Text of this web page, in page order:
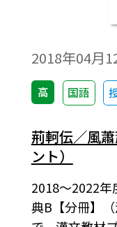
2018年04月
高 国語
荊軻伝／風
ント）
2018～2022
典B【分冊】